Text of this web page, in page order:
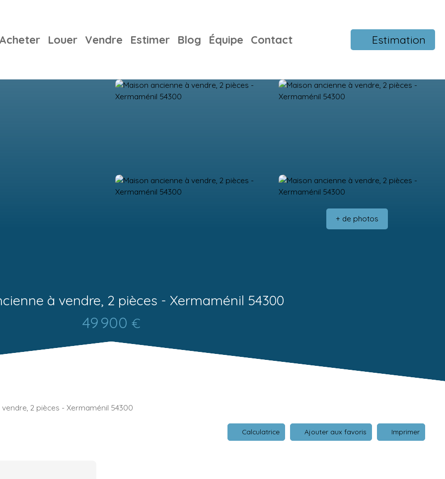
Acheter Louer Vendre Estimer Blog Équipe Contact Estimation
+ de photos
à vendre, 2 pièces - Xermaménil 54300
49 900 €
2 pièces - Xermaménil 54300
Calculatrice Ajouter aux favoris Imprimer